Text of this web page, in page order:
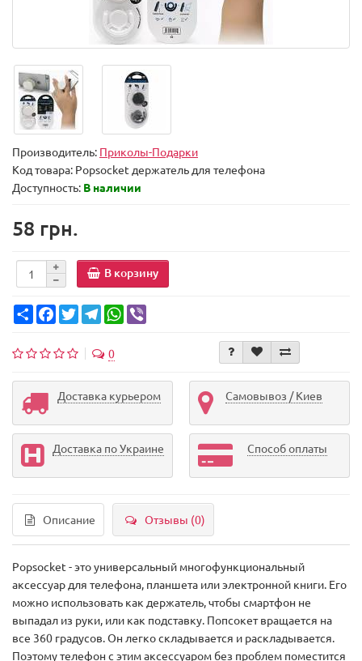
Производитель: Приколы-Подарки
Код товара: Popsocket держатель для телефона
Доступность: В наличии
58 грн.
В корзину
Share FacebookTwitterTelegramWhatsApp
0
Доставка курьером Самовывоз / Киев
Доставка по Украине Способ оплаты
Описание Отзывы (0)
Popsocket - это универсальный многофункциональный
аксессуар для телефона, планшета или электронной книги. Его
можно использовать как держатель, чтобы смартфон не
выпадал из руки, или как подставку. Попсокет вращается на
все 360 градусов. Он легко складывается и раскладывается.
Поэтому телефон с этим аксессуаром без проблем поместится